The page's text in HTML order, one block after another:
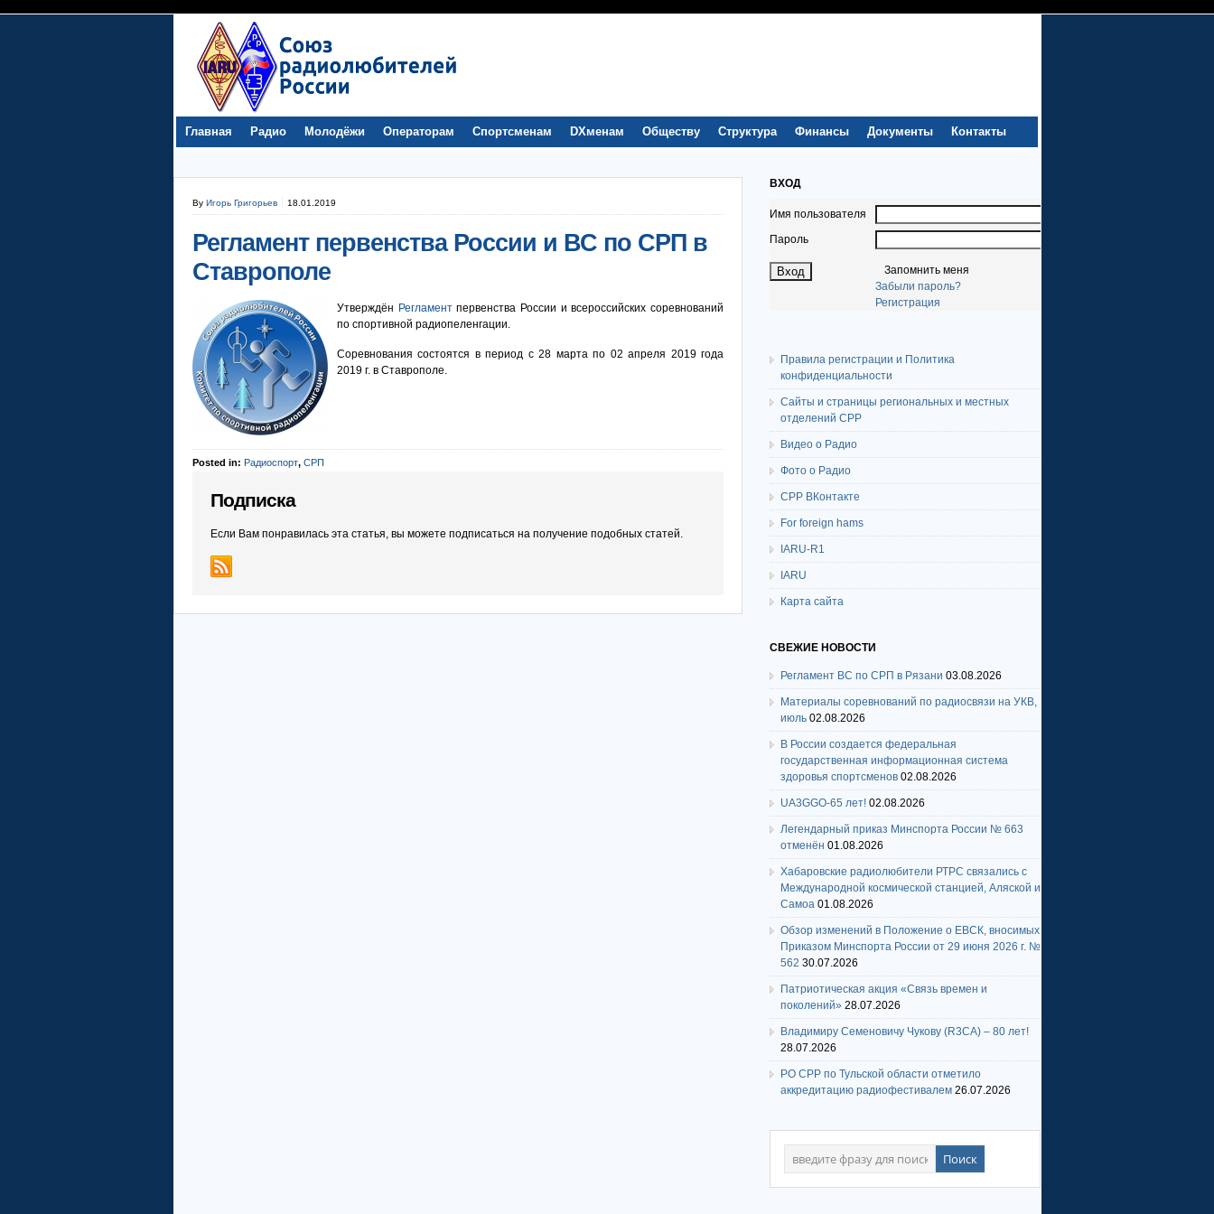
Главная Радио Молодёжи Операторам Спортсменам DXменам Обществу Структура Финансы Документы Контакты
By Игорь Григорьев 18.01.2019
Регламент первенства России и ВС по СРП в
Ставрополе
Утверждён Регламентпервенства России и всероссийских соревнований
по спортивной радиопеленгации.
Соревнования состоятся в период с 28 марта по 02 апреля 2019 года
2019 г. в Ставрополе.
Posted in: Радиоспорт, СРП
Подписка
Если Вам понравилась эта статья, вы можете подписаться на получение подобных статей.
ВХОД
Имя пользователя
Пароль
Запомнить меня
Забыли пароль?
Регистрация
Правила регистрации и Политика
конфиденциальности
Сайты и страницы региональных и местных
отделений СРР
Видео о Радио
Фото о Радио
СРР ВКонтакте
For foreign hams
IARU-R1
IARU
Карта сайта
СВЕЖИЕ НОВОСТИ
Регламент ВС по СРП в Рязани 03.08.2026
Материалы соревнований по радиосвязи на УКВ,
июль 02.08.2026
В России создается федеральная
государственная информационная система
здоровья спортсменов 02.08.2026
UA3GGO-65 лет! 02.08.2026
Легендарный приказ Минспорта России № 663
отменён 01.08.2026
Хабаровские радиолюбители РТРС связались с
Международной космической станцией, Аляской и
Самоа 01.08.2026
Обзор изменений в Положение о ЕВСК, вносимых
Приказом Минспорта России от 29 июня 2026 г. №
562 30.07.2026
Патриотическая акция «Связь времен и
поколений» 28.07.2026
Владимиру Семеновичу Чукову (R3CA) – 80 лет!
28.07.2026
РО СРР по Тульской области отметило
аккредитацию радиофестивалем 26.07.2026